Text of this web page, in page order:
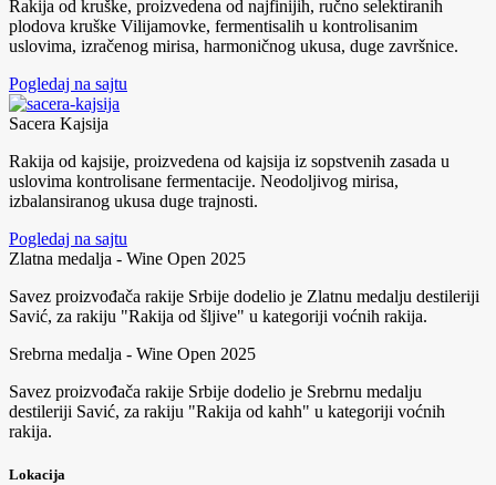
Rakija od kruške, proizvedena od najfinijih, ručno selektiranih
plodova kruške Vilijamovke, fermentisalih u kontrolisanim
uslovima, izračenog mirisa, harmoničnog ukusa, duge završnice.
Pogledaj na sajtu
Sacera Kajsija
Rakija od kajsije, proizvedena od kajsija iz sopstvenih zasada u
uslovima kontrolisane fermentacije. Neodoljivog mirisa,
izbalansiranog ukusa duge trajnosti.
Pogledaj na sajtu
Zlatna medalja - Wine Open 2025
Savez proizvođača rakije Srbije dodelio je Zlatnu medalju destileriji
Savić, za rakiju "Rakija od šljive" u kategoriji voćnih rakija.
Srebrna medalja - Wine Open 2025
Savez proizvođača rakije Srbije dodelio je Srebrnu medalju
destileriji Savić, za rakiju "Rakija od kahh" u kategoriji voćnih
rakija.
Lokacija